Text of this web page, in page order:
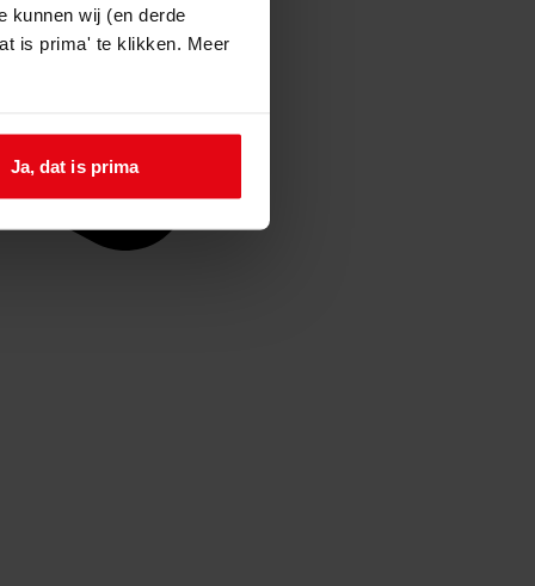
kunnen wij (en derde
is prima' te klikken. Meer
Ja, dat is prima